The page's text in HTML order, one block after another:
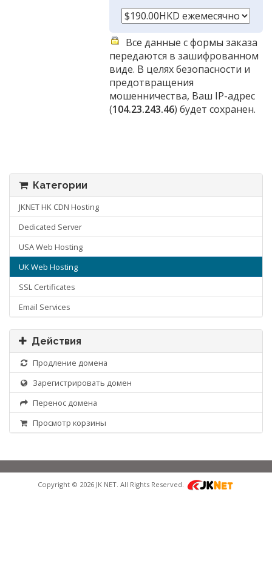
Все данные с формы заказа
передаются в зашифрованном
виде. В целях безопасности и
предотвращения
мошенничества, Ваш IP-адрес
(104.23.243.46) будет сохранен.
Категории
JKNET HK CDN Hosting
Dedicated Server
USA Web Hosting
UK Web Hosting
SSL Certificates
Email Services
Действия
Продление домена
Зарегистрировать домен
Перенос домена
Просмотр корзины
Copyright © 2026 JK NET. All Rights Reserved.